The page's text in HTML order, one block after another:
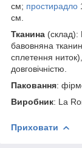
см; простирадло
см.
Тканина
бавовняна
сплетення
довговічністю.
Паковання:
Виробник: La
Приховати